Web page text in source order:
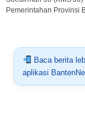
Pemerintahan Provinsi
Baca berita
aplikasi